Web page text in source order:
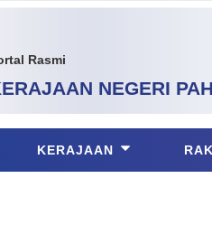
Rasmi
NEGERI
KERAJAAN